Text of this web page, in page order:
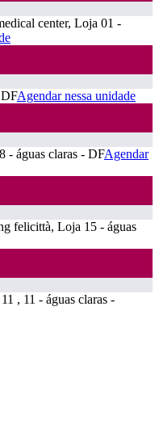
center, Loja 01 -
Agendar nessa unidade
- águas claras - DFAgendar
felicittà, Loja 15 - águas
, 11 - águas claras -